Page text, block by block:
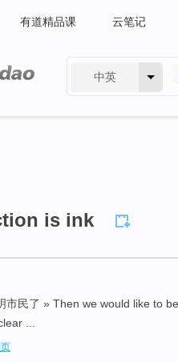
有道精品课 云笔记
中英
is ink
市民了 » Then we would like to
...